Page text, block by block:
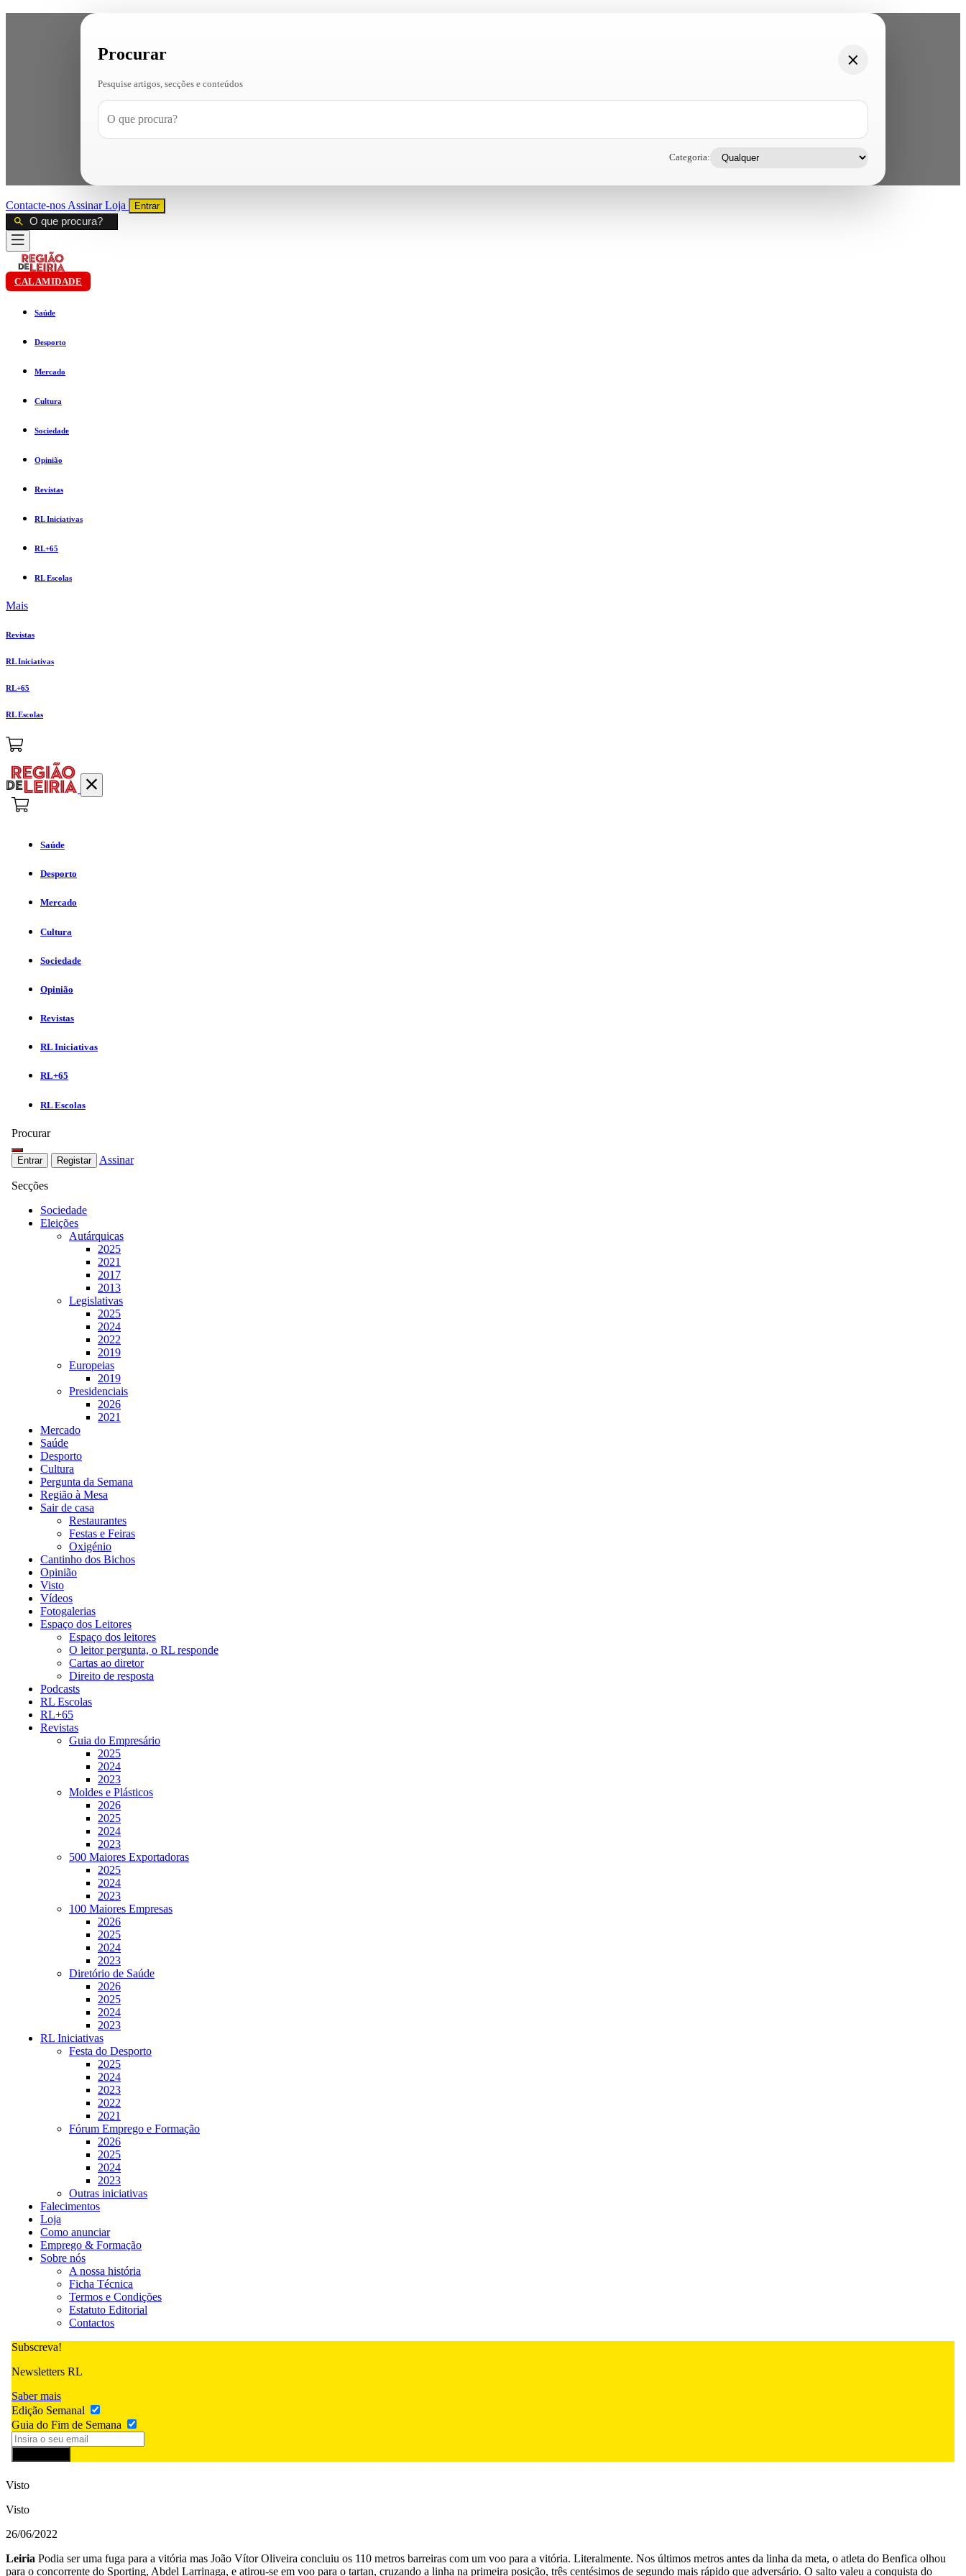
Procurar
Pesquise artigos, secções e conteúdos
Categoria:
Contacte-nos AssinarLoja Entrar
CALAMIDADE
Saúde
Desporto
Mercado
Cultura
Sociedade
Opinião
Revistas
RL Iniciativas
RL+65
RL Escolas
Mais
Revistas
RL Iniciativas
RL+65
RL Escolas
Saúde
Desporto
Mercado
Cultura
Sociedade
Opinião
Revistas
RL Iniciativas
RL+65
RL Escolas
Procurar
Entrar Registar Assinar
Secções
Sociedade
Eleições
Autárquicas
2025
2021
2017
2013
Legislativas
2025
2024
2022
2019
Europeias
2019
Presidenciais
2026
2021
Mercado
Saúde
Desporto
Cultura
Pergunta da Semana
Região à Mesa
Sair de casa
Restaurantes
Festas e Feiras
Oxigénio
Cantinho dos Bichos
Opinião
Visto
Vídeos
Fotogalerias
Espaço dos Leitores
Espaço dos leitores
O leitor pergunta, o RL responde
Cartas ao diretor
Direito de resposta
Podcasts
RL Escolas
RL+65
Revistas
Guia do Empresário
2025
2024
2023
Moldes e Plásticos
2026
2025
2024
2023
500 Maiores Exportadoras
2025
2024
2023
100 Maiores Empresas
2026
2025
2024
2023
Diretório de Saúde
2026
2025
2024
2023
RL Iniciativas
Festa do Desporto
2025
2024
2023
2022
2021
Fórum Emprego e Formação
2026
2025
2024
2023
Outras iniciativas
Falecimentos
Loja
Como anunciar
Emprego & Formação
Sobre nós
A nossa história
Ficha Técnica
Termos e Condições
Estatuto Editorial
Contactos
Subscreva!
Newsletters RL
Saber mais
Edição Semanal
Guia do Fim de Semana
Visto
Visto
26/06/2022
Leiria Podia ser uma fuga para a vitória mas João Vítor Oliveira concluiu os 110 metros barreiras com um voo para a vitória. Literalmente. Nos últimos metros antes da linha da meta, o atleta do Benfica olhou
para o concorrente do Sporting, Abdel Larrinaga, e atirou-se em voo para o tartan, cruzando a linha na primeira posição, três centésimos de segundo mais rápido que adversário. O salto valeu a conquista do